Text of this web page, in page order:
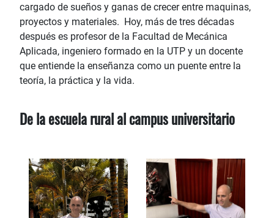
cargado de sueños y ganas de crecer entre maquinas,
proyectos y materiales. Hoy, más de tres décadas
después es profesor de la Facultad de Mecánica
Aplicada, ingeniero formado en la UTP y un docente
que entiende la enseñanza como un puente entre la
teoría, la práctica y la vida.
De la escuela rural al campus universitario